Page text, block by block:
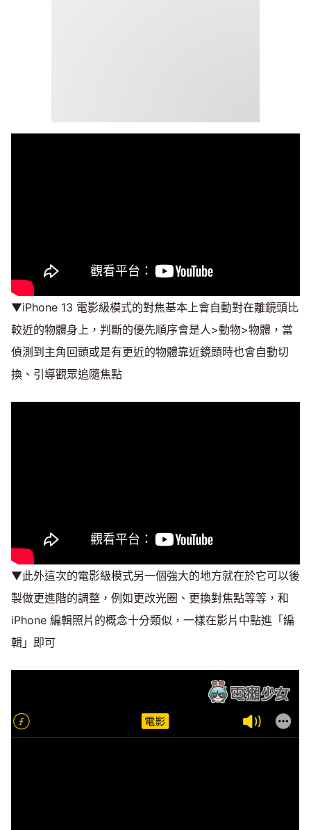
▼iPhone 13 電影級模式的對焦基本上會自動對在離鏡頭比
較近的物體身上，判斷的優先順序會是人>動物>物體，當
偵測到主角回頭或是有更近的物體靠近鏡頭時也會自動切
換、引導觀眾追隨焦點
▼此外這次的電影級模式另一個強大的地方就在於它可以後
製做更進階的調整，例如更改光圈、更換對焦點等等，和
iPhone 編輯照片的概念十分類似，一樣在影片中點進「編
輯」即可